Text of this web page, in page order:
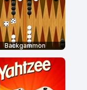
Backgammon